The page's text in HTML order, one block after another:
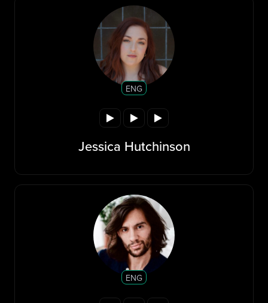
ENG
Jessica Hutchinson
ENG